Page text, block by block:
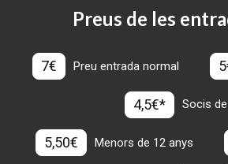
Preus de les
7€ Preu entrada normal
4,5€* Socis
5,50€ Menors de 12 anys